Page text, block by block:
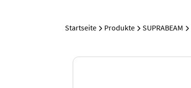
Startseite Produkte SUPRABEAM